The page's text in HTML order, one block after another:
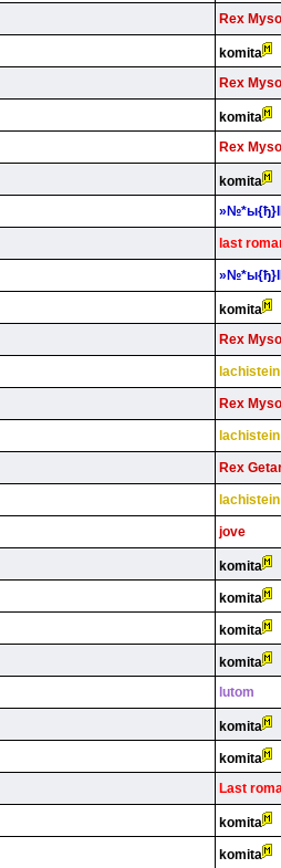
Rex
komita
Rex
komita
Rex
komita
last
komita
Rex
lachistein
Rex
lachistein
Rex
lachistein
jove
komita
komita
komita
komita
lutom
komita
komita
Last
komita
komita